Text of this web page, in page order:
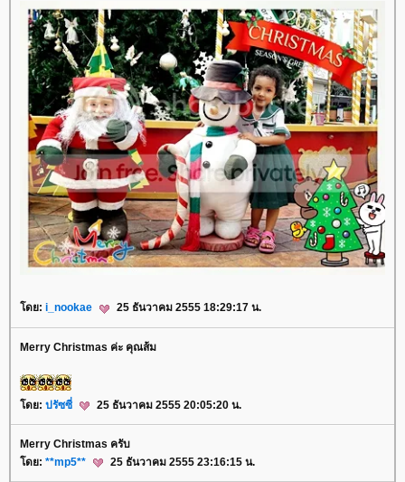
ดย: i_nookae 25 ธันวาคม 2555 18:29:17 น.
Merry Christmas ค่ะ คุณส้ม
ดย: ปรัซซี่ 25 ธันวาคม 2555 20:05:20 น.
Merry Christmas ครับ
ดย: **mp5** 25 ธันวาคม 2555 23:16:15 น.